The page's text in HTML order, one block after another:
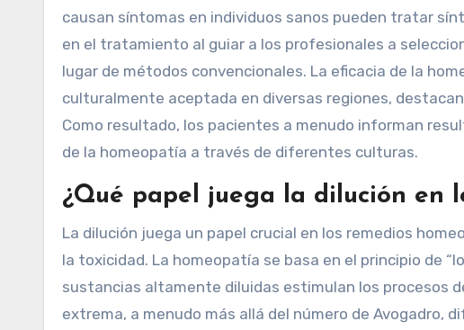
causan síntomas en individuos sanos pueden tratar
en el tratamiento al guiar a los profesionales a
lugar de métodos convencionales. La eficacia de la
culturalmente aceptada en diversas regiones,
Como resultado, los pacientes a menudo informan
de la homeopatía a través de diferentes culturas.
¿Qué papel juega la dilución en
La dilución juega un papel crucial en los remedios
la toxicidad. La homeopatía se basa en el principio de
sustancias altamente diluidas estimulan los procesos
extrema, a menudo más allá del número de Avogadro,